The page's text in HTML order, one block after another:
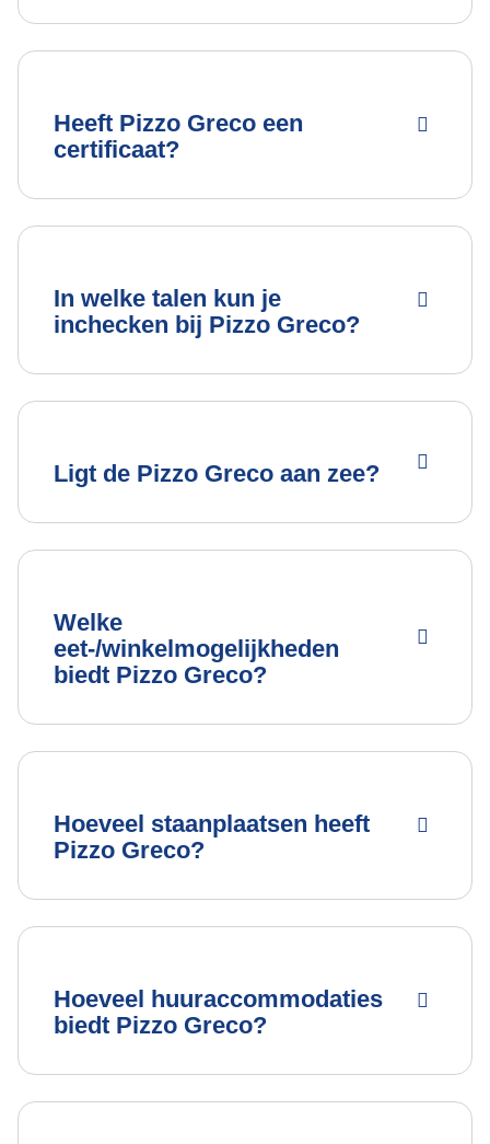
Heeft Pizzo Greco een
certificaat?
In welke talen kun je
inchecken bij Pizzo Greco?
Ligt de Pizzo Greco aan zee?
Welke
eet-/winkelmogelijkheden
biedt Pizzo Greco?
Hoeveel staanplaatsen heeft
Pizzo Greco?
Hoeveel huuraccommodaties
biedt Pizzo Greco?